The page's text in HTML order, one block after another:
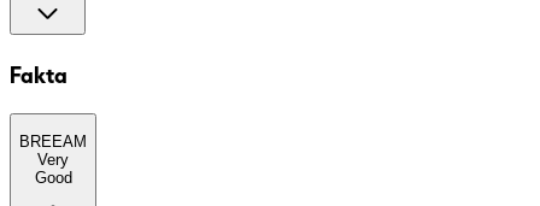
Fakta
BREEAM
Very
Good